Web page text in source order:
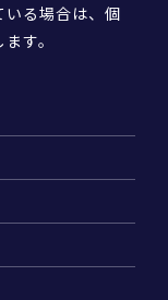
る場合は、個
す。